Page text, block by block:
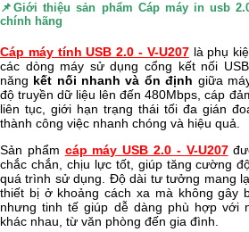
📌Giới thiệu sản phẩm Cáp máy in usb
chính hãng
Cáp máy tính USB 2.0 - V-U207là phụ
các dòng máy sử dụng cổng kết nối
năng kết nối nhanh và ổn định giữa
độ truyền dữ liệu lên đến 480Mbps, cáp
liên tục, giới hạn trạng thái tối đa gián
thành công việc nhanh chóng và hiệu quả.
Sản phẩm cáp máy USB 2.0 - V-U207
chắc chắn, chịu lực tốt, giúp tăng cường
quá trình sử dụng. Độ dài tư tưởng mang
thiết bị ở khoảng cách xa mà không gây
nhưng tinh tế giúp dễ dàng phù hợp với
khác nhau, từ văn phòng đến gia đình.